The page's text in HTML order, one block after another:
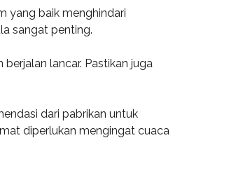
yang baik menghindari
sangat penting.
lancar. Pastikan juga
dari pabrikan untuk
diperlukan mengingat cuaca